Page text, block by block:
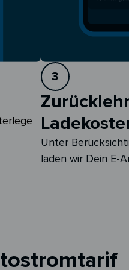
3
Unter
laden wir Dein E-